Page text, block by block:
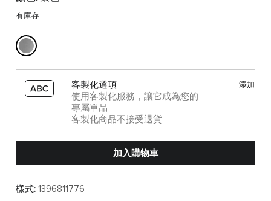
有庫存
客製化選項
使用客製化服務，讓它成為您的
專屬單品
客製化商品不接受退貨
添加
加入購物車
樣式: 1396811776